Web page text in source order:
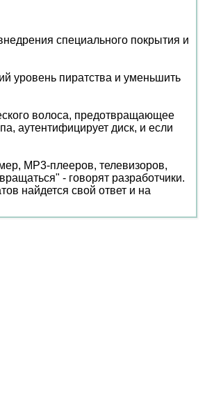
специального покрытия и
уровень пиратства и уменьшить
волоса, предотвращающее
аутентифицирует диск, и если
MP3-плееров, телевизоров,
- говорят разработчики.
найдется свой ответ и на